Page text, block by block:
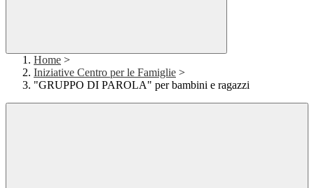
Home >
Iniziative Centro per le Famiglie >
"GRUPPO DI PAROLA" per bambini e ragazzi